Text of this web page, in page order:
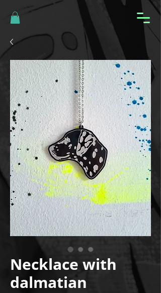
Necklace with
dalmatian